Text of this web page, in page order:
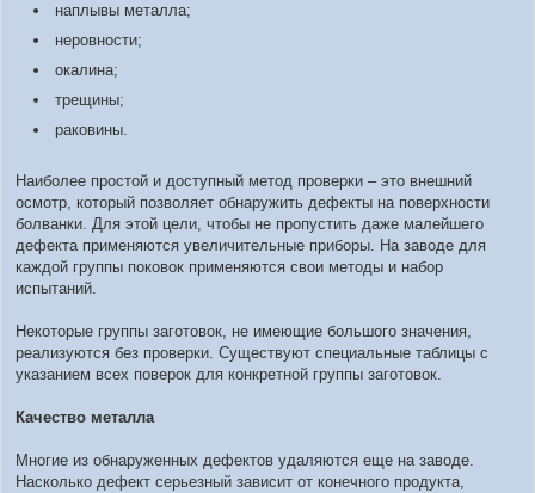
наплывы металла;
неровности;
окалина;
трещины;
раковины.
Наиболее простой и доступный метод проверки – это внешний
осмотр, который позволяет обнаружить дефекты на поверхности
болванки. Для этой цели, чтобы не пропустить даже малейшего
дефекта применяются увеличительные приборы. На заводе для
каждой группы поковок применяются свои методы и набор
испытаний.
Некоторые группы заготовок, не имеющие большого значения,
реализуются без проверки. Существуют специальные таблицы с
указанием всех поверок для конкретной группы заготовок.
Качество металла
Многие из обнаруженных дефектов удаляются еще на заводе.
Насколько дефект серьезный зависит от конечного продукта,